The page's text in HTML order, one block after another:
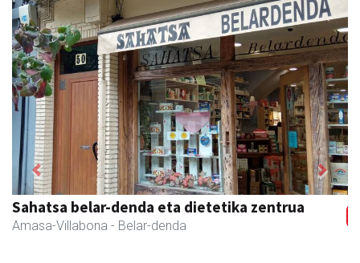
Sahatsa belar-denda eta dietetika zentrua
Amasa-Villabona - Belar-denda
Previous Next